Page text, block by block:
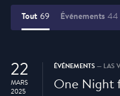
Tout 69 Événements 44
22
MARS
2025
ÉVÉNEMENTS — LAS
One Night